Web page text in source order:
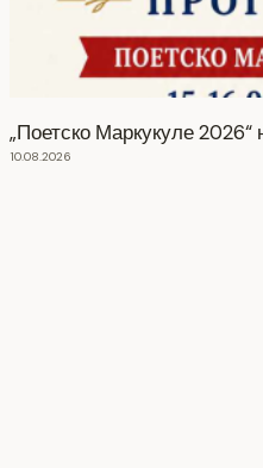
„Поетско Маркукуле 2026“
10.08.2026